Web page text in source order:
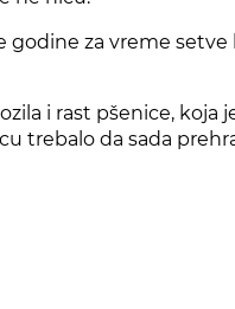
za vreme
i rast pšenice,
trebalo da sada